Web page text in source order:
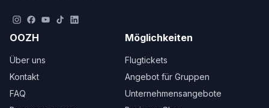
OOZH
Über uns
Kontakt
FAQ
Möglichkeiten
Flugtickets
Angebot für Gruppen
Unternehmensangebote